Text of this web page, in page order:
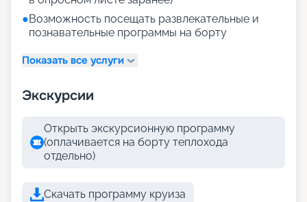
●Возможность посещать развлекательные и
познавательные программы на борту
Показать все услуги
Экскурсии
Открыть экскурсионную программу
(оплачивается на борту теплохода
отдельно)
Скачать программу круиза